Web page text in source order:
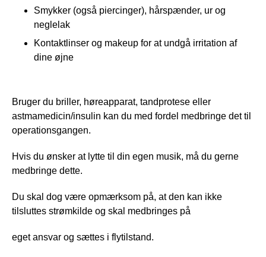
Smykker (også piercinger), hårspænder, ur og
neglelak
Kontaktlinser og makeup for at undgå irritation af
dine øjne
Bruger du briller, høreapparat, tandprotese eller
astmamedicin/insulin kan du med fordel medbringe det til
operationsgangen.
Hvis du ønsker at lytte til din egen musik, må du gerne
medbringe dette.
Du skal dog være opmærksom på, at den kan ikke
tilsluttes strømkilde og skal medbringes på
eget ansvar og sættes i flytilstand.